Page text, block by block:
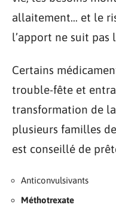
allaitement… et le
l’apport ne suit pas
Certains
trouble-fête et
transformation de
plusieurs familles
est conseillé de
Anticonvulsivants
Méthotrexate